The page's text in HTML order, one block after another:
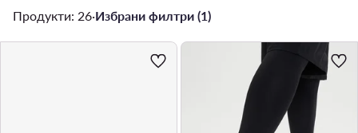
Продукти: 26·Избрани филтри (1)